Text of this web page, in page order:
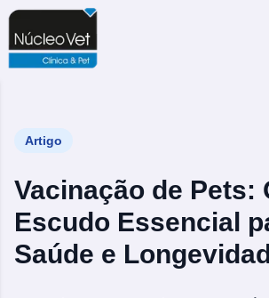
Artigo
Vacinação de Pets:
Escudo Essencial
Saúde e